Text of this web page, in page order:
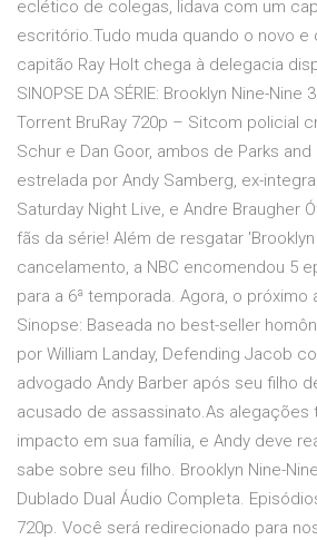
eclético de colegas, lidava com um
escritório.Tudo muda quando o novo
capitão Ray Holt chega à delegacia
SINOPSE DA SÉRIE: Brooklyn Nine-Nine
Torrent BruRay 720p – Sitcom policial
Schur e Dan Goor, ambos de Parks
estrelada por Andy Samberg, ex-
Saturday Night Live, e Andre Braugher
fãs da série! Além de resgatar
cancelamento, a NBC encomendou 5
para a 6ª temporada. Agora, o próximo
Sinopse: Baseada no best-seller
por William Landay, Defending Jacob
advogado Andy Barber após seu filho
acusado de assassinato.As alegações
impacto em sua família, e Andy deve
sabe sobre seu filho. Brooklyn Nine-
Dublado Dual Áudio Completa.
720p. Você será redirecionado para